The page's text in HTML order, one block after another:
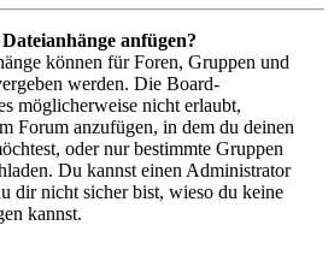
anfügen?
können für Foren, Gruppen und
werden. Die Board-
möglicherweise nicht erlaubt,
Forum anzufügen, in dem du deinen
oder nur bestimmte Gruppen
Du kannst einen Administrator
dir nicht sicher bist, wieso du keine
kannst.